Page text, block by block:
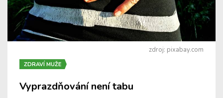
zdroj: pixabay.com
ZDRAVÍ MUŽE
Vyprazdňování není tabu